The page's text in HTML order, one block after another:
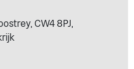
CW4 8PJ,